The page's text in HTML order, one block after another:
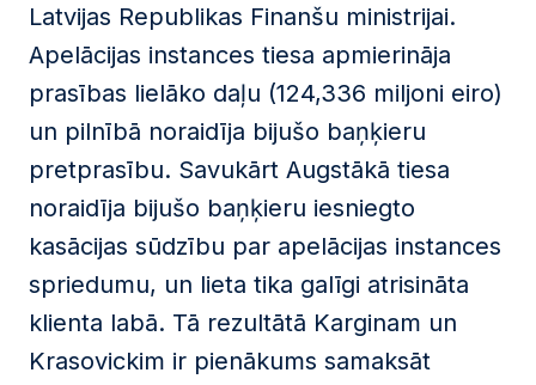
Latvijas Republikas Finanšu ministrijai.
Apelācijas instances tiesa apmierināja
prasības lielāko daļu (124,336 miljoni eiro)
un pilnībā noraidīja bijušo baņķieru
pretprasību. Savukārt Augstākā tiesa
noraidīja bijušo baņķieru iesniegto
kasācijas sūdzību par apelācijas instances
spriedumu, un lieta tika galīgi atrisināta
klienta labā. Tā rezultātā Karginam un
Krasovickim ir pienākums samaksāt